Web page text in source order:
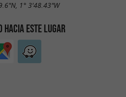
1° 3'48.43"W
HACIA ESTE LUGAR